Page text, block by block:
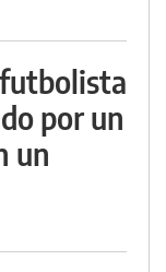
por un
un